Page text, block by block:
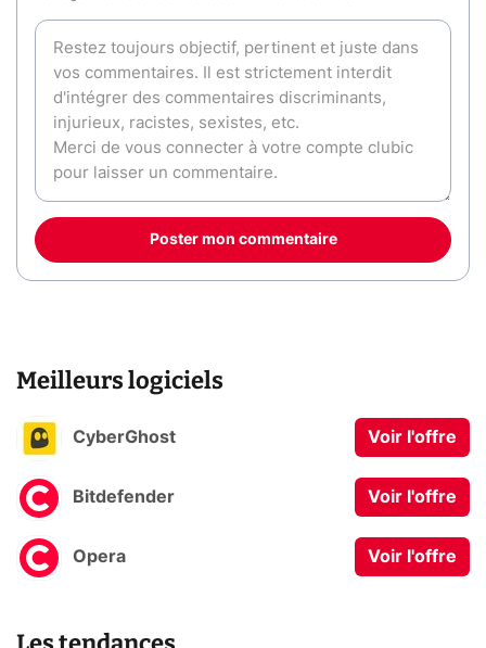
Poster mon commentaire
Meilleurs logiciels
CyberGhost Voir l'offre
Bitdefender Voir l'offre
Opera Voir l'offre